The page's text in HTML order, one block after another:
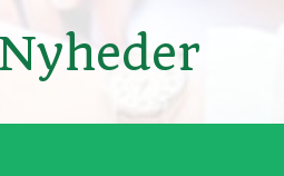
Nyheder